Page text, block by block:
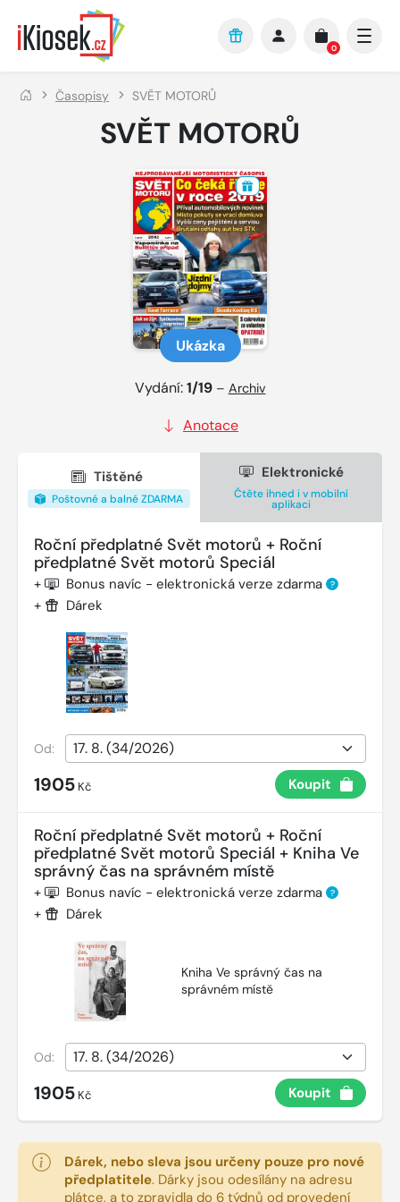
Přejít na hlavní obsah
0
Časopisy SVĚT MOTORŮ
SVĚT MOTORŮ
Ukázka
Vydání:1/19 – Archiv
Anotace
Tištěné
Poštovné a balné ZDARMA
Elektronické
Čtěte ihned i v mobilní
aplikaci
Roční předplatné Svět motorů + Roční
předplatné Svět motorů Speciál
+ Bonus navíc - elektronická verze zdarma ?
+ Dárek
Od:
1905 Kč Koupit
Roční předplatné Svět motorů + Roční
předplatné Svět motorů Speciál + Kniha Ve
správný čas na správném místě
+ Bonus navíc - elektronická verze zdarma ?
+ Dárek
Kniha Ve správný čas na
správném místě
Od:
1905 Kč Koupit
Dárek, nebo sleva jsou určeny pouze pro nové
předplatitele. Dárky jsou odesílány na adresu
plátce, a to zpravidla do 6 týdnů od provedení